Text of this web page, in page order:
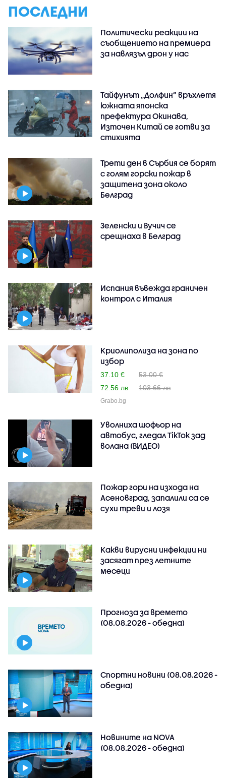
ПОСЛЕДНИ
Политически реакции на
съобщението на премиера
за навлязъл дрон у нас
Тайфунът „Долфин” връхлетя
южната японска
префектура Окинава,
Източен Китай се готви за
стихията
Трети ден в Сърбия се борят
с голям горски пожар в
защитена зона около
Белград
Зеленски и Вучич се
срещнаха в Белград
Испания въвежда граничен
контрол с Италия
Криолиполиза на зона по
избор
37.10 €
53.00 €
72.56 лв
103.66 лв
Grabo.bg
Уволниха шофьор на
автобус, гледал TikTok зад
волана (ВИДЕО)
Пожар гори на изхода на
Асеновград, запалили са се
сухи треви и лозя
Какви вирусни инфекции ни
засягат през летните
месеци
Прогноза за времето
(08.08.2026 - обедна)
Спортни новини (08.08.2026 -
обедна)
Новините на NOVA
(08.08.2026 - обедна)